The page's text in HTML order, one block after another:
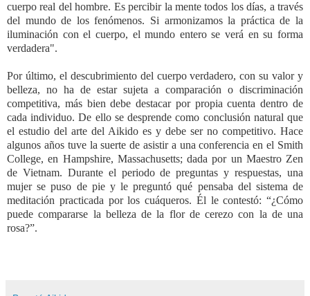
cuerpo real del hombre. Es percibir la mente todos los días, a través
del mundo de los fenómenos. Si armonizamos la práctica de la
iluminación con el cuerpo, el mundo entero se verá en su forma
verdadera".
Por último, el descubrimiento del cuerpo verdadero, con su valor y
belleza, no ha de estar sujeta a comparación o discriminación
competitiva, más bien debe destacar por propia cuenta dentro de
cada individuo. De ello se desprende como conclusión natural que
el estudio del arte del Aikido es y debe ser no competitivo. Hace
algunos años tuve la suerte de asistir a una conferencia en el Smith
College, en Hampshire, Massachusetts; dada por un Maestro Zen
de Vietnam. Durante el periodo de preguntas y respuestas, una
mujer se puso de pie y le preguntó qué pensaba del sistema de
meditación practicada por los cuáqueros. Él le contestó: “¿Cómo
puede compararse la belleza de la flor de cerezo con la de una
rosa?”.